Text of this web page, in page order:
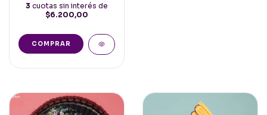
3 cuotas sin interés de
$6.200,00